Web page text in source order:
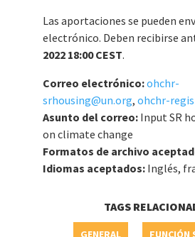
Las aportaciones se pueden
electrónico. Deben recibirse
2022 18:00 CEST.
Correo electrónico:ohchr-
srhousing@un.org, ohchr-
Asunto del correo: Input SR
on climate change
Formatos de archivo
Idiomas aceptados: Inglés,
TAGS
GENERAL FUNCIÓN